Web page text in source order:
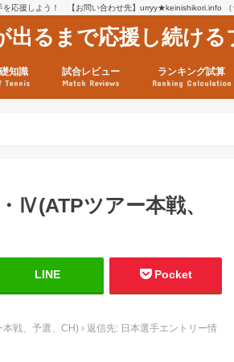
を応援しよう！ 【お問い合わせ先】urryy★keinishikori.info （
出るまで応援し続ける
知識
Tennis
試合レビュー
Match Reviews
ランキング試算
Ranking Calculation
Ⅳ(ATPツアー本戦、
LINE Pocket
戦、予選、CH) › 返信先: 日本選手エントリー情